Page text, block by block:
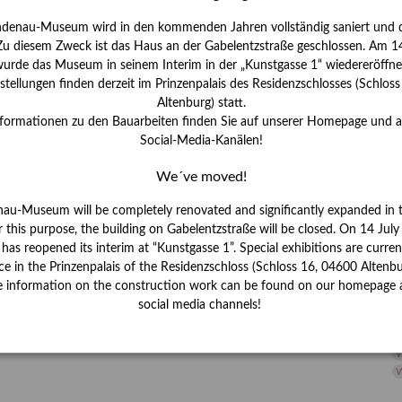
Museum wird in den kommenden Jahren vollständig saniert und
diesem Zweck ist das Haus an der Gabelentzstraße geschlossen. Am
das Museum in seinem Interim in der „Kunstgasse 1“
finden derzeit im Prinzenpalais des Residenzschlosses
Altenburg) statt.
zu den Bauarbeiten finden Sie auf unserer Homepage und
Social-Media-Kanälen!
We´ve moved!
Museum will be completely renovated and significantly expanded in
this purpose, the building on Gabelentzstraße will be closed. On 14
reopened its interim at “Kunstgasse 1”. Special exhibitions are
in the Prinzenpalais of the Residenzschloss (Schloss 16, 04600
information on the construction work can be found on our homepage
social media channels!